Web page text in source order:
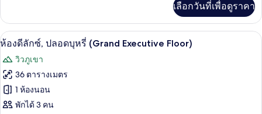
บุหรี่
(Grand
Executive
Floor)
เกี่ยว
กับ
ห้อง
พี
เรีย,
ปลอด
บุหรี่
(Grand
เลือกวันที่เพื่อดูราคา
เปิด
ภาพถ่าย
ทั้งหมด
ของ
ห้อง
ห้องดีลักซ์, ปลอดบุหรี่ (Grand
11
ห้องดีลักซ์, ปลอดบุหรี่ (Grand Executive Floor)
วิวภูเขา
36 ตารางเมตร
1 ห้องนอน
พักได้ 3 คน